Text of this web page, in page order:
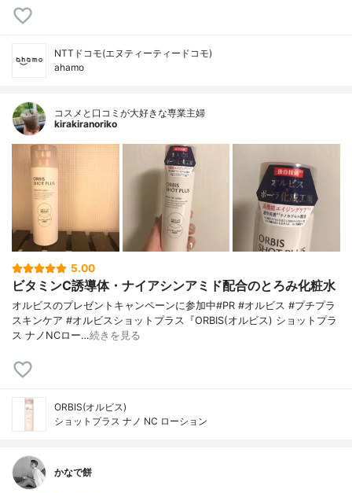
NTTドコモ(エヌティーティードコモ)
ahamo
コスメと口コミが大好きな専業主婦
kirakiranoriko
5.00
ビタミンC誘導体・ナイアシンアミド配合のとろみ化粧水
オルビスのプレゼントキャンペーンに参加中#PR #オルビス #プチプラ
スキンケア #オルビスショットプラス『ORBIS(オルビス) ショットプラ
ス ナノNCロー…続きを見る
ORBIS(オルビス)
ショットプラス ナノ NC ローション
かなで餅